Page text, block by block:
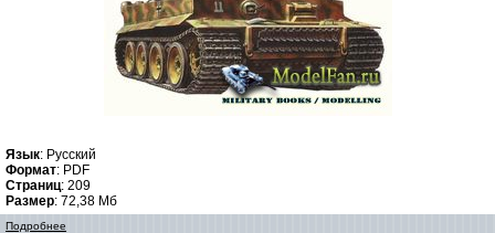
Язык: Русский
Формат: PDF
Страниц: 209
Размер: 72,38 Мб
Подробнее